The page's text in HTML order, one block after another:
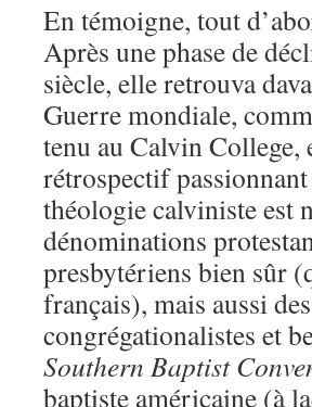
En témoigne, tout
Après une phase de
siècle, elle retrouva
Guerre mondiale,
tenu au Calvin
rétrospectif
théologie calviniste est
dénominations
presbytériens bien sûr
français), mais aussi
congrégationalistes et
Southern Baptist
baptiste américaine (à